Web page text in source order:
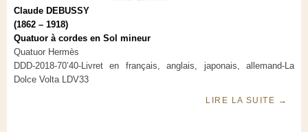
Claude DEBUSSY
(1862 – 1918)
Quatuor à cordes en Sol mineur
Quatuor Hermès
DDD-2018-70’40-Livret en français, anglais, japonais, allemand-La
Dolce Volta LDV33
LIRE LA SUITE →